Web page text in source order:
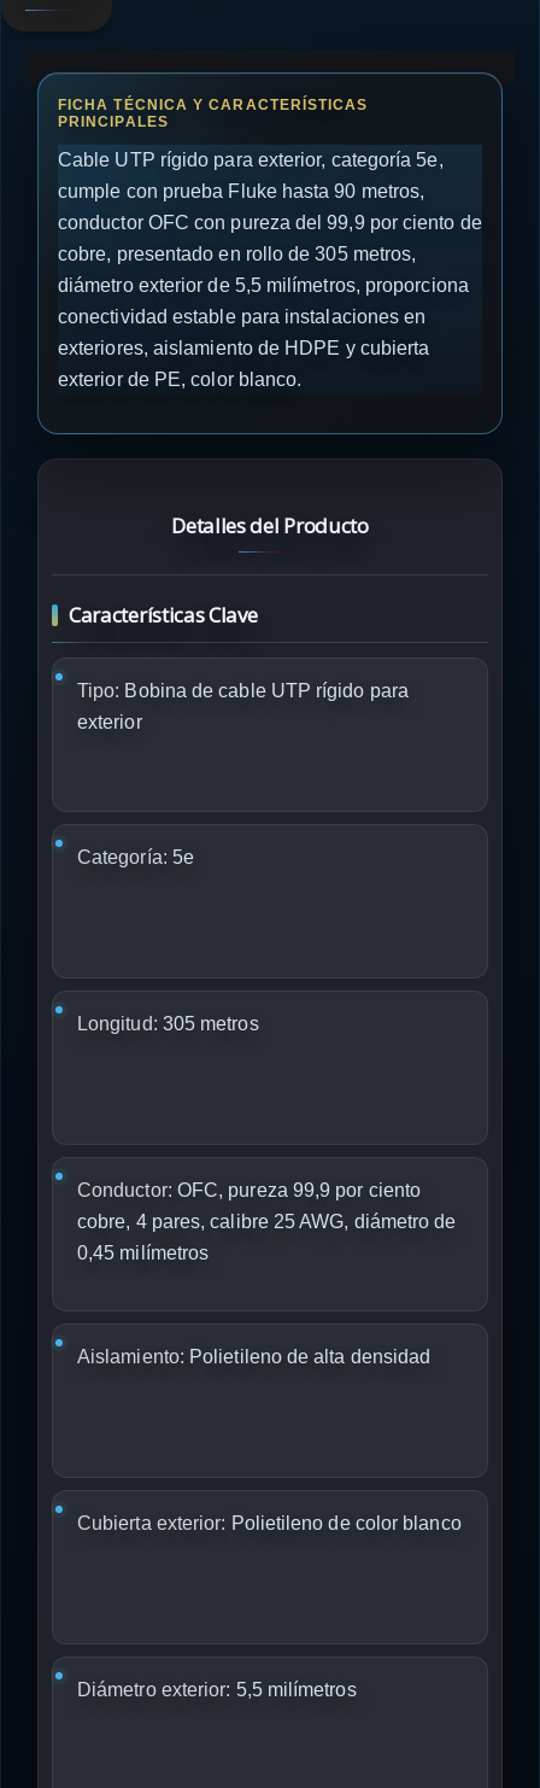
Cable UTP rígido para exterior, categoría 5e,
cumple con prueba Fluke hasta 90 metros,
conductor OFC con pureza del 99,9 por ciento de
cobre, presentado en rollo de 305 metros,
diámetro exterior de 5,5 milímetros, proporciona
conectividad estable para instalaciones en
exteriores, aislamiento de HDPE y cubierta
exterior de PE, color blanco.
Detalles del Producto
Características Clave
Tipo: Bobina de cable UTP rígido para
exterior
Categoría: 5e
Longitud: 305 metros
Conductor: OFC, pureza 99,9 por ciento
cobre, 4 pares, calibre 25 AWG, diámetro de
0,45 milímetros
Aislamiento: Polietileno de alta densidad
Cubierta exterior: Polietileno de color blanco
Diámetro exterior: 5,5 milímetros